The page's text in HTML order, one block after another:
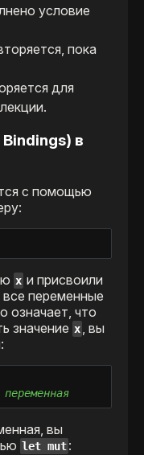
условие
пока
для
в
с помощью
x и присвоили
переменные
означает, что
значение x, вы
вы
let mut: